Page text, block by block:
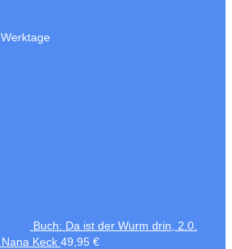
Buch: Da ist der Wurm drin, 2.0.
Keck 49,95 €